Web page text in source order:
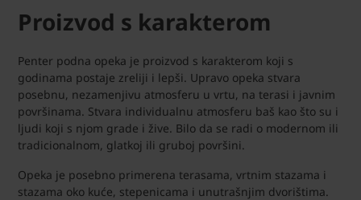
Proizvod s karakterom
Penter podna opeka je proizvod s karakterom koji s
godinama postaje zreliji i lepši. Upravo opeka stvara
posebnu, nezamenjivu atmosferu u vrtu, na terasi i javnim
površinama. Stvara individualnu atmosferu baš kao što su i
ljudi koji s njom grade i žive. Bilo da se radi o modernom ili
tradicionalnom, glatkoj ili gruboj površini.
Opeka je posebno primerena terasama, vrtnim stazama i
stazama oko kuće, stepenicama i unutrašnjim dvorištima.